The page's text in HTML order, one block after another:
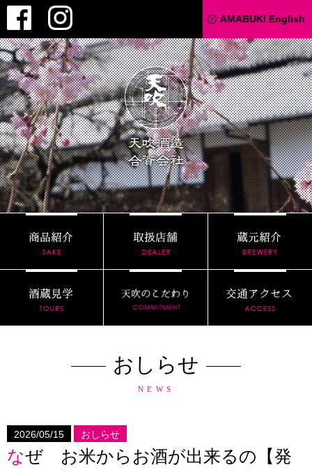
Facebook AMABUKI English
天吹酒造
おしらせ
NEWS
2026/05/15 おしらせ
なぜ お米からお酒が出来るの【発